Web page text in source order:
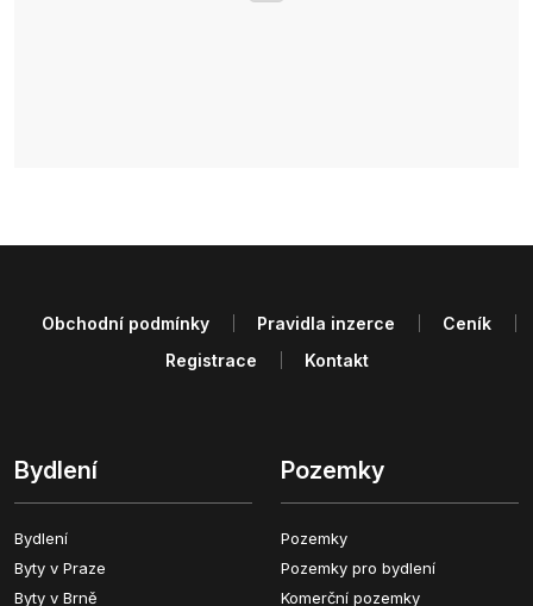
Bydlení
Bydlení
Byty v Praze
Byty v Brně
Pozemky
Pozemky
Pozemky pro bydlení
Komerční pozemky
Obchodní podmínky Pravidla inzerce
Ceník
Registrace
Kontakt